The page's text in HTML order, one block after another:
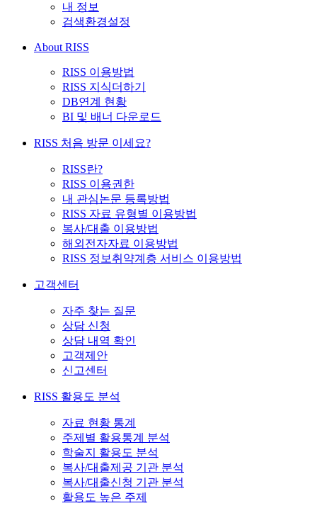
내 정보
검색환경설정
About RISS
RISS 이용방법
RISS 지식더하기
DB연계 현황
BI 및 배너 다운로드
RISS 처음 방문 이세요?
RISS란?
RISS 이용권한
내 관심논문 등록방법
RISS 자료 유형별 이용방법
복사/대출 이용방법
해외전자자료 이용방법
RISS 정보취약계층 서비스 이용방법
고객센터
자주 찾는 질문
상담 신청
상담 내역 확인
고객제안
신고센터
RISS 활용도 분석
자료 현황 통계
주제별 활용통계 분석
학술지 활용도 분석
복사/대출제공 기관 분석
복사/대출신청 기관 분석
활용도 높은 주제